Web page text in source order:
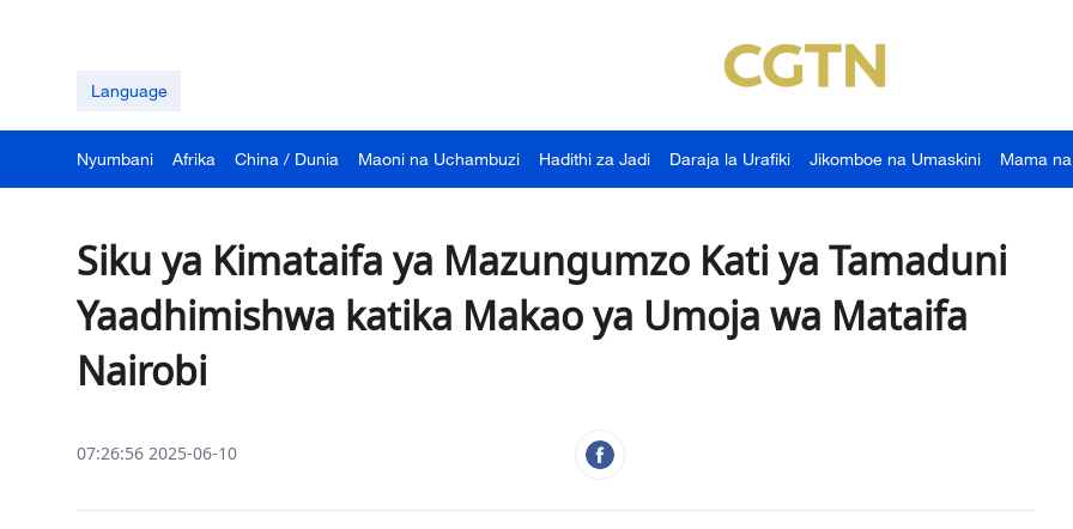
Language
Nyumbani Afrika China / Dunia Maoni na Uchambuzi Hadithi za Jadi Daraja la Urafiki Jikomboe na Umaskini Mama
Siku ya Kimataifa ya Mazungumzo Kati ya Tamaduni
Yaadhimishwa katika Makao ya Umoja wa Mataifa
Nairobi
07:26:56 2025-06-10